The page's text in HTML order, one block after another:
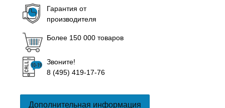
Гарантия от
производителя
Более 150 000 товаров
Звоните!
8 (495) 419-17-76
Дополнительная информация